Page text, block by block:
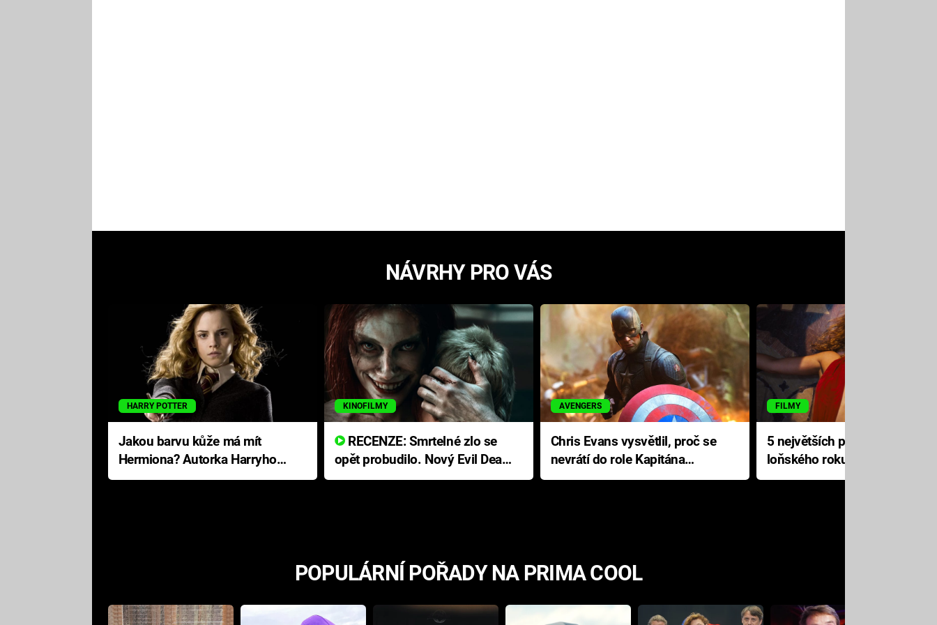
NÁVRHY PRO VÁS
HARRY POTTER
Jakou barvu kůže má mít
Hermiona? Autorka Harryho
Pottera přišla s ráznou
KINOFILMY
RECENZE: Smrtelné zlo se
opět probudilo. Nový Evil Dead
přichází s neodolatelnou
AVENGERS
Chris Evans vysvětlil, proč se
nevrátí do role Kapitána
Ameriky
FILMY
5 největších propadáků
loňského roku: Disney na
jediné katastrofě prodělal 200
POPULÁRNÍ POŘADY NA PRIMA COOL